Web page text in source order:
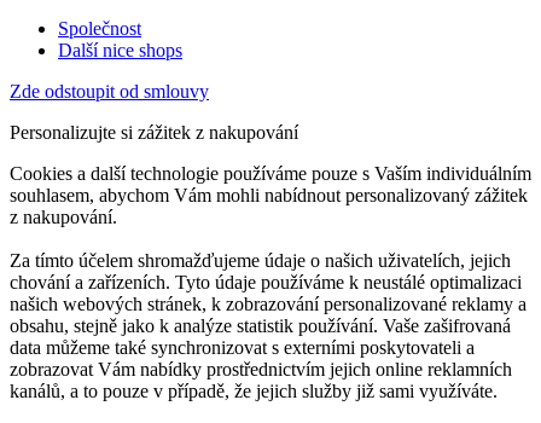
Společnost
Další nice shops
Zde odstoupit od smlouvy
Personalizujte si zážitek z nakupování
Cookies a další technologie používáme pouze s Vaším individuálním
souhlasem, abychom Vám mohli nabídnout personalizovaný zážitek
z nakupování.
Za tímto účelem shromažďujeme údaje o našich uživatelích, jejich
chování a zařízeních. Tyto údaje používáme k neustálé optimalizaci
našich webových stránek, k zobrazování personalizované reklamy a
obsahu, stejně jako k analýze statistik používání. Vaše zašifrovaná
data můžeme také synchronizovat s externími poskytovateli a
zobrazovat Vám nabídky prostřednictvím jejich online reklamních
kanálů, a to pouze v případě, že jejich služby již sami využíváte.